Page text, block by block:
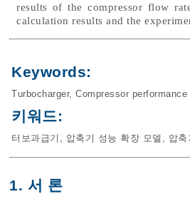
results of the compressor flow
calculation results and the
Keywords:
Turbocharger, Compressor performance
키워드:
터보과급기 , 압축기 성능 확장 모델 , 압
1. 서 론